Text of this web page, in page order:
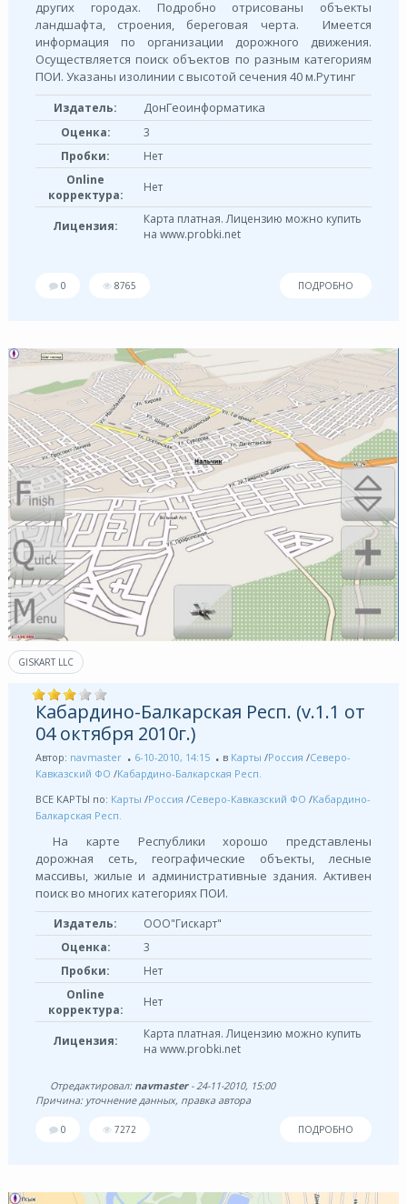
других городах. Подробно отрисованы объекты
ландшафта, строения, береговая черта. Имеется
информация по организации дорожного движения.
Осуществляется поиск объектов по разным категориям
ПОИ. Указаны изолинии с высотой сечения 40 м.Рутинг
Издатель: ДонГеоинформатика
Оценка:
3
Пробки:
Нет
Online
корректура:
Нет
Лицензия:
Карта платная. Лицензию можно купить
на www.probki.net
0 8765 ПОДРОБНО
GISKART LLC
Кабардино-Балкарская Респ. (v.1.1 от
04 октября 2010г.)
Автор: navmaster 6-10-2010, 14:15 в Карты /Россия /Северо-
Кавказский ФО /Кабардино-Балкарская Респ.
ВСЕ КАРТЫ по: Карты /Россия /Северо-Кавказский ФО /Кабардино-
Балкарская Респ.
На карте Республики хорошо представлены
дорожная сеть, географические объекты, лесные
массивы, жилые и административные здания. Активен
поиск во многих категориях ПОИ.
Издатель:
ООО"Гискарт"
Оценка:
3
Пробки:
Нет
Online
корректура:
Нет
Лицензия:
Карта платная. Лицензию можно купить
на www.probki.net
Отредактировал: navmaster- 24-11-2010, 15:00
Причина: уточнение данных, правка автора
0 7272 ПОДРОБНО